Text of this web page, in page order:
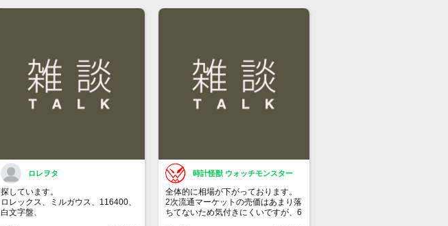
ロレヲタ
探しています。
ロレックス、ミルガウス、116400、
白文字盤、
時計怪獣 ウォッチモンスター
全体的に相場が下がっております。
2次流通マーケットの売価はあまり落
ちてないため気付きにくいですが、6